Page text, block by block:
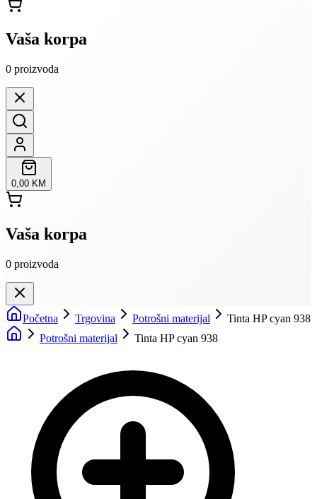
Vaša korpa
0 proizvoda
0,00 KM
Vaša korpa
0 proizvoda
Početna Trgovina Potrošni materijal
Tinta HP cyan 938
Potrošni materijal
Tinta HP cyan 938